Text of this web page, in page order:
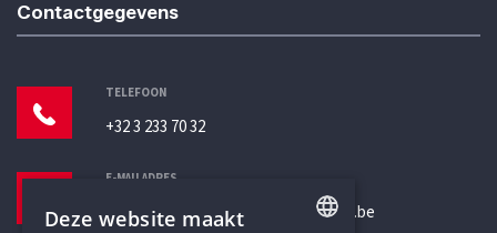
Contactgegevens
TELEFOON
+32 3 233 70 32
E-MAILADRES
secretariaat@humanistischverbond.be
Deze website maakt